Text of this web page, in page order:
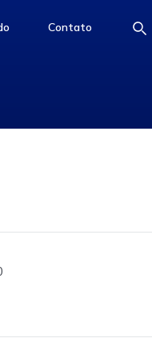
the-pageaccess-the-page
Contato